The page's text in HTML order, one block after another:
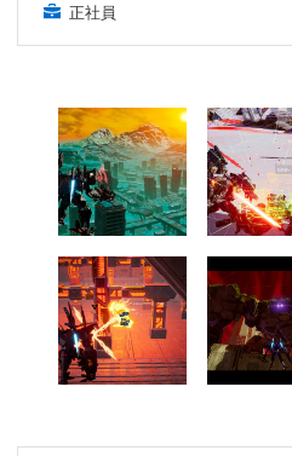
正社員